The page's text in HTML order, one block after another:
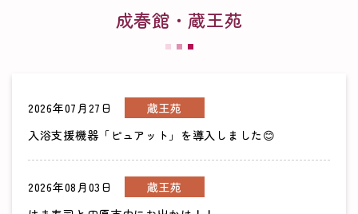
成春館・蔵王苑
2026年07月27日
蔵王苑
入浴支援機器「ピュアット」を導入しました😊
2026年08月03日
蔵王苑